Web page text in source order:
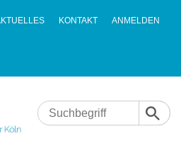
KONTAKT ANMELDEN